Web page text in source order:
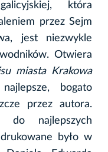
która
przez Sejm
jest niezwykle
Otwiera
miasta Krakowa
bogato
przez autora.
do najlepszych
było w